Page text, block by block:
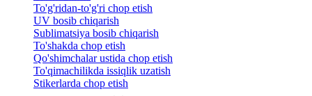
To'g'ridan-to'g'ri chop etish
UV bosib chiqarish
Sublimatsiya bosib chiqarish
To'shakda chop etish
Qo'shimchalar ustida chop etish
To'qimachilikda issiqlik uzatish
Stikerlarda chop etish